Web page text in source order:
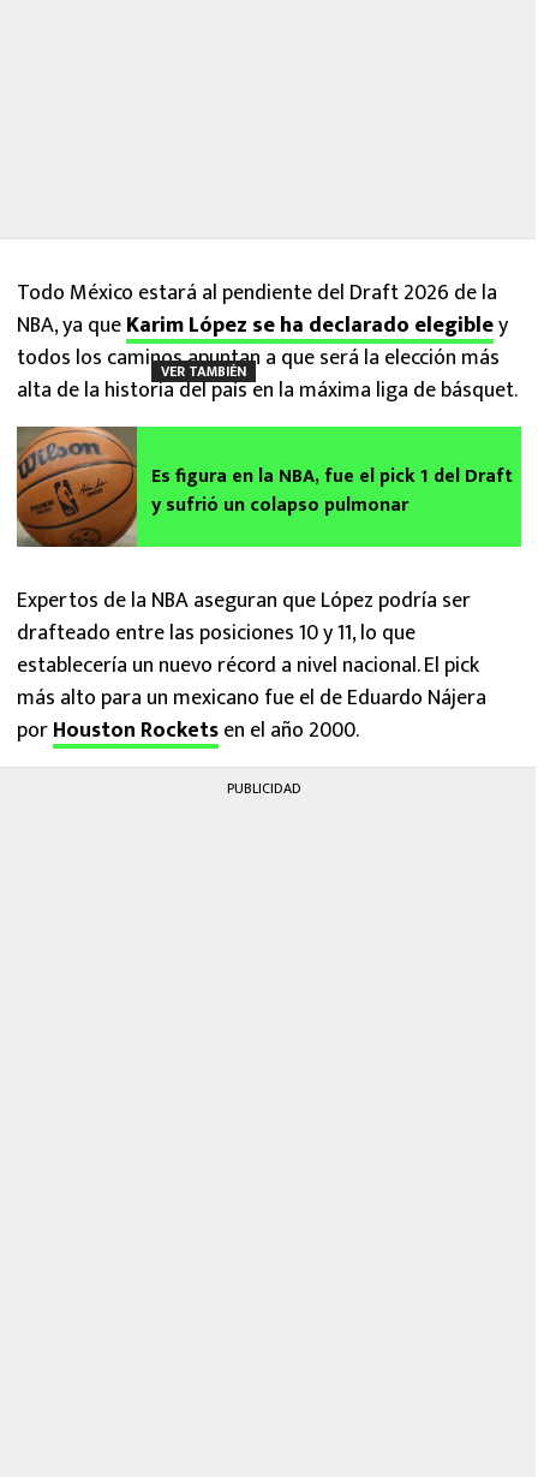
Todo México estará al pendiente del Draft 2026 de la
NBA, ya queKarim López se ha declarado elegibley
todos los caminos apuntan a que será la elección más
alta de la historia del país en la máxima liga de básquet.
VER TAMBIÉN
Es figura en la NBA, fue el pick 1 del Draft
y sufrió un colapso pulmonar
Expertos de la NBA aseguran que López podría ser
drafteado entre las posiciones 10 y 11, lo que
establecería un nuevo récord a nivel nacional. El pick
más alto para un mexicano fue el de Eduardo Nájera
porHouston Rocketsen el año 2000.
PUBLICIDAD